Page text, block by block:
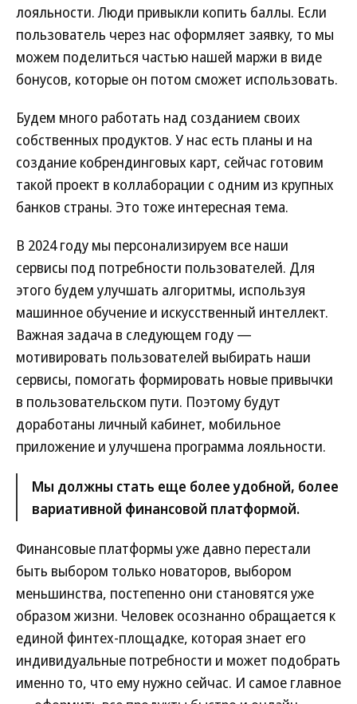
лояльности. Люди привыкли копить баллы. Если
пользователь через нас оформляет заявку, то мы
можем поделиться частью нашей маржи в виде
бонусов, которые он потом сможет использовать.
Будем много работать над созданием своих
собственных продуктов. У нас есть планы и на
создание кобрендинговых карт, сейчас готовим
такой проект в коллаборации с одним из крупных
банков страны. Это тоже интересная тема.
В 2024 году мы персонализируем все наши
сервисы под потребности пользователей. Для
этого будем улучшать алгоритмы, используя
машинное обучение и искусственный интеллект.
Важная задача в следующем году —
мотивировать пользователей выбирать наши
сервисы, помогать формировать новые привычки
в пользовательском пути. Поэтому будут
доработаны личный кабинет, мобильное
приложение и улучшена программа лояльности.
Мы должны стать еще более удобной, более
вариативной финансовой платформой.
Финансовые платформы уже давно перестали
быть выбором только новаторов, выбором
меньшинства, постепенно они становятся уже
образом жизни. Человек осознанно обращается к
единой финтех-площадке, которая знает его
индивидуальные потребности и может подобрать
именно то, что ему нужно сейчас. И самое главное